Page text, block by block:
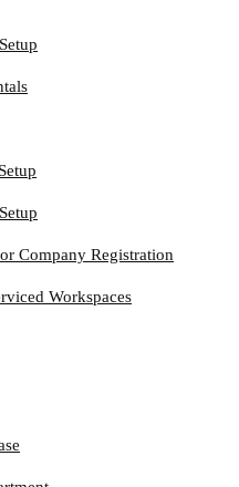
Company Registration
Workspaces